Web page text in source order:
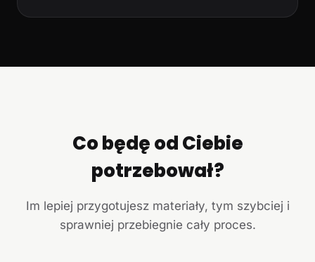
Co będę od Ciebie
potrzebował?
Im lepiej przygotujesz materiały, tym szybciej i
sprawniej przebiegnie cały proces.